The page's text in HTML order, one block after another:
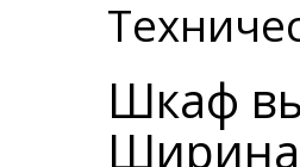
Шкаф
Ширина